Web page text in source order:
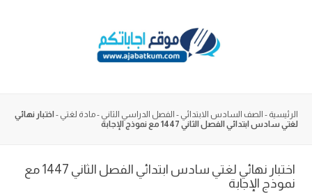
الرئيسية - الصف السادس الابتدائي - الفصل الدراسي الثاني -مادة لغتي - اختبار نهائي
لغتي سادس ابتدائي الفصل الثاني 1447 مع نموذج الإجابة
اختبار نهائي لغتي سادس ابتدائي الفصل الثاني 1447 مع
نموذج الإجابة